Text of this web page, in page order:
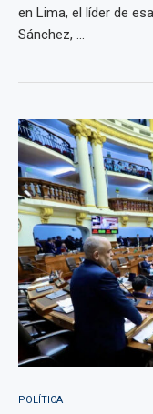
en Lima, el líder de
Sánchez, ...
POLÍTICA